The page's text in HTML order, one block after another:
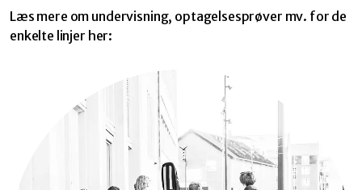
Læs mere om undervisning, optagelsesprøver mv. for de
enkelte linjer her: